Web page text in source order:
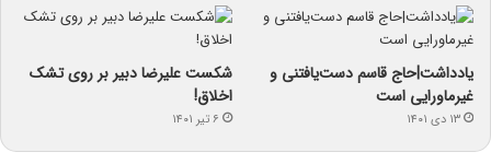
یادداشت|حاج قاسم دست‌یافتنی و
غیرماورایی است
۱۳ دی ۱۴۰۱
شکست علیرضا دبیر بر روی تشک
اخلاق!
۶ تیر ۱۴۰۱